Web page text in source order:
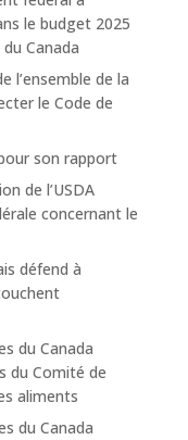
le budget 2025
Canada
l’ensemble de la
le Code de
son rapport
de l’USDA
concernant le
défend à
du Canada
du Comité de
aliments
du Canada